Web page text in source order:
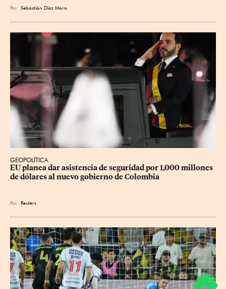
Por Sebastián Díaz Mora
GEOPOLÍTICA
EU planea dar asistencia de seguridad por 1,000 millones
de dólares al nuevo gobierno de Colombia
Por Reuters